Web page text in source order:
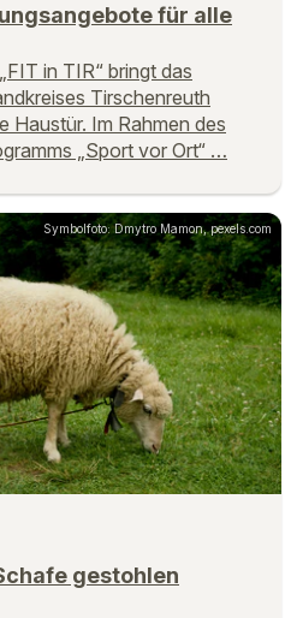
für alle
in TIR“ bringt das
Tirschenreuth
Haustür. Im Rahmen des
„Sport vor Ort“ …
Symbolfoto: Dmytro Mamon, pexels.com
gestohlen